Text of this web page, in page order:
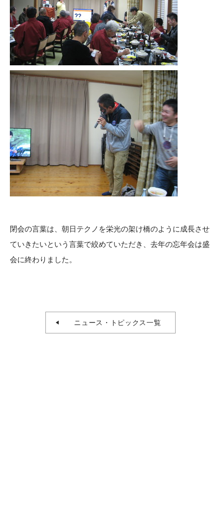
閉会の言葉は、朝日テクノを栄光の架け橋のように成長させ
ていきたいという言葉で絞めていただき、去年の忘年会は盛
会に終わりました。
ニュース・トピックス一覧